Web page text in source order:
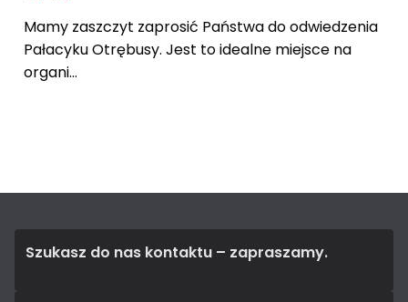
Mamy zaszczyt zaprosić Państwa do odwiedzenia
Pałacyku Otrębusy. Jest to idealne miejsce na
organi...
Szukasz do nas kontaktu – zapraszamy.